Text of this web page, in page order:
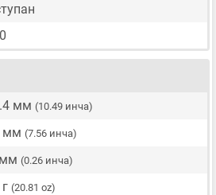
мм (10.49 инча)
мм (7.56 инча)
(0.26 инча)
(20.81 oz)